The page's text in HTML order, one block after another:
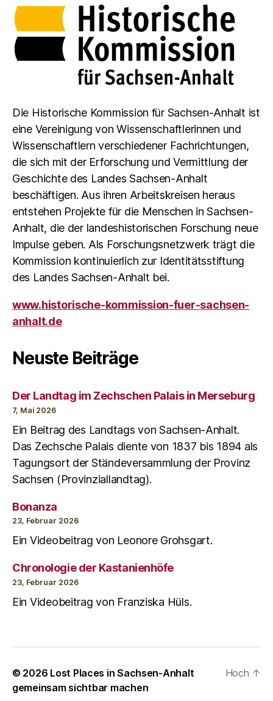
Die Historische Kommission für Sachsen-Anhalt ist
eine Vereinigung von Wissenschaftlerinnen und
Wissenschaftlern verschiedener Fachrichtungen,
die sich mit der Erforschung und Vermittlung der
Geschichte des Landes Sachsen-Anhalt
beschäftigen. Aus ihren Arbeitskreisen heraus
entstehen Projekte für die Menschen in Sachsen-
Anhalt, die der landeshistorischen Forschung neue
Impulse geben. Als Forschungsnetzwerk trägt die
Kommission kontinuierlich zur Identitätsstiftung
des Landes Sachsen-Anhalt bei.
www.historische-kommission-fuer-sachsen-
anhalt.de
Neuste Beiträge
Der Landtag im Zechschen Palais in Merseburg
7, Mai 2026
Ein Beitrag des Landtags von Sachsen-Anhalt.
Das Zechsche Palais diente von 1837 bis 1894 als
Tagungsort der Ständeversammlung der Provinz
Sachsen (Provinziallandtag).
Bonanza
23, Februar 2026
Ein Videobeitrag von Leonore Grohsgart.
Chronologie der Kastanienhöfe
23, Februar 2026
Ein Videobeitrag von Franziska Hüls.
© 2026 Lost Places in Sachsen-Anhalt
gemeinsam sichtbar machen
Hoch ↑